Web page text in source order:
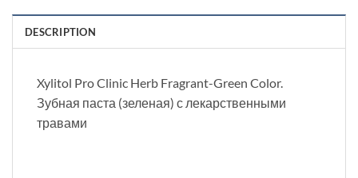
DESCRIPTION
Xylitol Pro Clinic Herb Fragrant-Green Color.
Зубная паста (зеленая) с лекарственными
травами